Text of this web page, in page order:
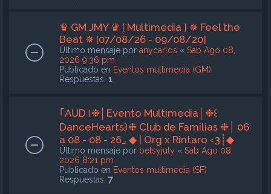
♛ GM JMY ♛ [ Multimedia ] ✵ Feel the
Beat ✵ [07/08/26 - 09/08/20]
Último mensaje por anycarlos « Sab Ago 08,
2026 9:36 pm
Publicado en Eventos multimedia (GM)
Respuestas: 1
｢AUD｣❉│Evento Multimedia│❉꒰
DanceHearts꒱❉ Club de Familias ❉┊ 06
a 08 - 08 - 26⌟ ◆ | Org x Rintaro ‹3┊◆
Último mensaje por betsyjuly « Sab Ago 08,
2026 8:21 pm
Publicado en Eventos multimedia (SF)
Respuestas: 7